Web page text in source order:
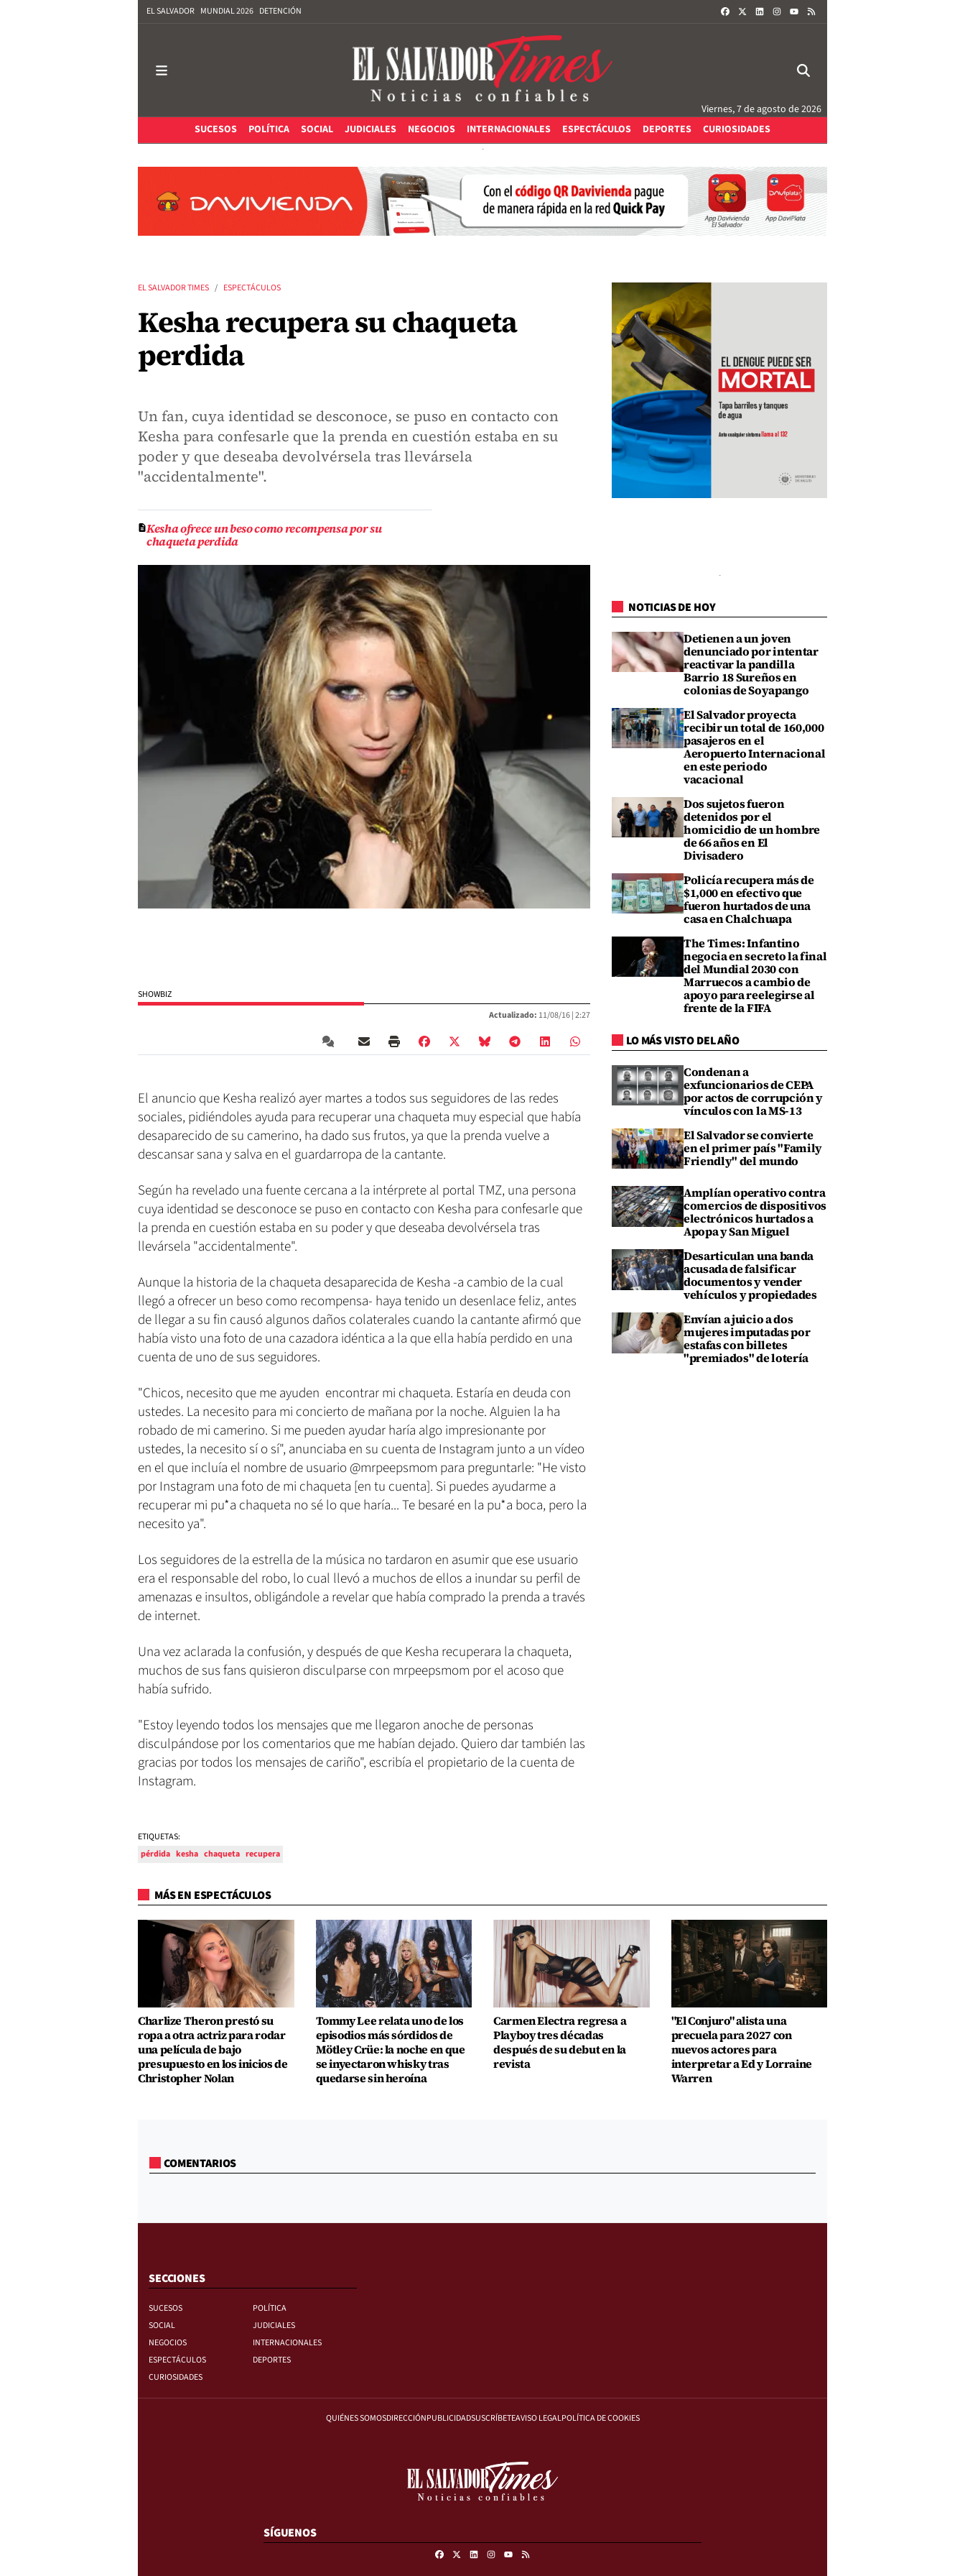
EL SALVADOR MUNDIAL 2026 DETENCIÓN FACEBOOKLINKEDININSTAGRAM
Viernes, 7 de agosto de 2026
SUCESOS
POLÍTICA SOCIAL JUDICIALES NEGOCIOS INTERNACIONALES ESPECTÁCULOS DEPORTES CURIOSIDADES
EL SALVADOR TIMES ESPECTÁCULOS
Kesha recupera su chaqueta
perdida
Un fan, cuya identidad se desconoce, se puso en contacto con
Kesha para confesarle que la prenda en cuestión estaba en su
poder y que deseaba devolvérsela tras llevársela
"accidentalmente".
Kesha ofrece un beso como recompensa por su
chaqueta perdida
SHOWBIZ
Actualizado: 11/08/16 |2:27
El anuncio que Kesha realizó ayer martes a todos sus seguidores de las redes
sociales, pidiéndoles ayuda para recuperar una chaqueta muy especial que había
desaparecido de su camerino, ha dado sus frutos, ya que la prenda vuelve a
descansar sana y salva en el guardarropa de la cantante.
Según ha revelado una fuente cercana a la intérprete al portal TMZ, una persona
cuya identidad se desconoce se puso en contacto con Kesha para confesarle que
la prenda en cuestión estaba en su poder y que deseaba devolvérsela tras
llevársela "accidentalmente".
Aunque la historia de la chaqueta desaparecida de Kesha -a cambio de la cual
llegó a ofrecer un beso como recompensa- haya tenido un desenlace feliz, antes
de llegar a su fin causó algunos daños colaterales cuando la cantante afirmó que
había visto una foto de una cazadora idéntica a la que ella había perdido en una
cuenta de uno de sus seguidores.
"Chicos, necesito que me ayuden encontrar mi chaqueta. Estaría en deuda con
ustedes. La necesito para mi concierto de mañana por la noche. Alguien la ha
robado de mi camerino. Si me pueden ayudar haría algo impresionante por
ustedes, la necesito sí o sí", anunciaba en su cuenta de Instagram junto a un vídeo
en el que incluía el nombre de usuario @mrpeepsmom para preguntarle: "He visto
por Instagram una foto de mi chaqueta [en tu cuenta]. Si puedes ayudarme a
recuperar mi pu*a chaqueta no sé lo que haría... Te besaré en la pu*a boca, pero la
necesito ya".
Los seguidores de la estrella de la música no tardaron en asumir que ese usuario
era el responsable del robo, lo cual llevó a muchos de ellos a inundar su perfil de
amenazas e insultos, obligándole a revelar que había comprado la prenda a través
de internet.
Una vez aclarada la confusión, y después de que Kesha recuperara la chaqueta,
muchos de sus fans quisieron disculparse con mrpeepsmom por el acoso que
había sufrido.
"Estoy leyendo todos los mensajes que me llegaron anoche de personas
disculpándose por los comentarios que me habían dejado. Quiero dar también las
gracias por todos los mensajes de cariño", escribía el propietario de la cuenta de
Instagram.
ETIQUETAS:
pérdida kesha chaqueta recupera
NOTICIAS DE HOY
Detienen a un joven
denunciado por intentar
reactivar la pandilla
Barrio 18 Sureños en
colonias de Soyapango
El Salvador proyecta
recibir un total de 160,000
pasajeros en el
Aeropuerto Internacional
en este periodo
vacacional
Dos sujetos fueron
detenidos por el
homicidio de un hombre
de 66 años en El
Divisadero
Policía recupera más de
$1,000 en efectivo que
fueron hurtados de una
casa en Chalchuapa
The Times: Infantino
negocia en secreto la final
del Mundial 2030 con
Marruecos a cambio de
apoyo para reelegirse al
frente de la FIFA
LO MÁS VISTO DEL AÑO
Condenan a
exfuncionarios de CEPA
por actos de corrupción y
vínculos con la MS-13
El Salvador se convierte
en el primer país "Family
Friendly" del mundo
Amplían operativo contra
comercios de dispositivos
electrónicos hurtados a
Apopa y San Miguel
Desarticulan una banda
acusada de falsificar
documentos y vender
vehículos y propiedades
Envían a juicio a dos
mujeres imputadas por
estafas con billetes
"premiados" de lotería
MÁS EN ESPECTÁCULOS
Charlize Theron prestó su
ropa a otra actriz para rodar
una película de bajo
presupuesto en los inicios de
Christopher Nolan
Tommy Lee relata uno de los
episodios más sórdidos de
Mötley Crüe: la noche en que
se inyectaron whisky tras
quedarse sin heroína
Carmen Electra regresa a
Playboy tres décadas
después de su debut en la
revista
"El Conjuro" alista una
precuela para 2027 con
nuevos actores para
interpretar a Ed y Lorraine
Warren
COMENTARIOS
SECCIONES
SUCESOS
POLÍTICA
SOCIAL
JUDICIALES
NEGOCIOS
INTERNACIONALES
ESPECTÁCULOS
DEPORTES
CURIOSIDADES
QUIÉNES SOMOSDIRECCIÓNPUBLICIDADSUSCRÍBETEAVISO LEGALPOLÍTICA DE COOKIES
SÍGUENOS
FacebookLinkedinInstagram